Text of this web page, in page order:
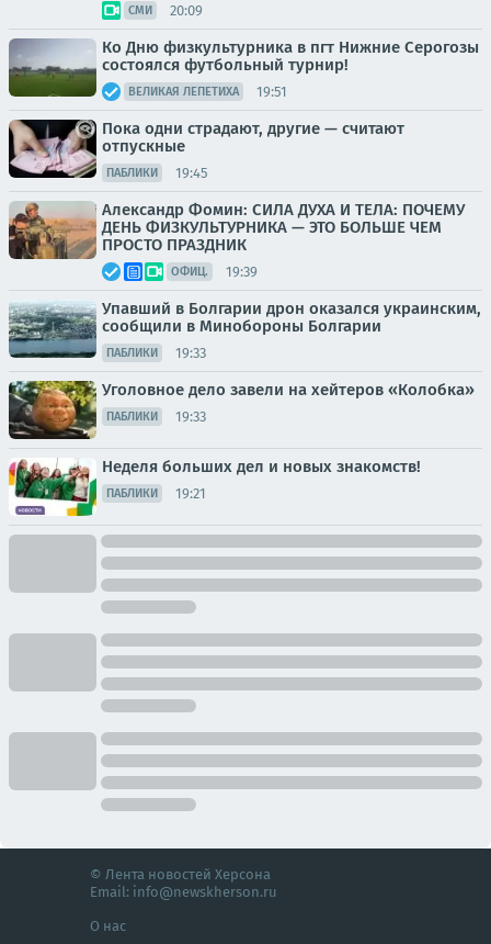
СМИ 20:09
Ко Дню физкультурника в пгт Нижние Серогозы
состоялся футбольный турнир!
ВЕЛИКАЯ ЛЕПЕТИХА 19:51
Пока одни страдают, другие — считают
отпускные
ПАБЛИКИ 19:45
Александр Фомин: СИЛА ДУХА И ТЕЛА: ПОЧЕМУ
ДЕНЬ ФИЗКУЛЬТУРНИКА — ЭТО БОЛЬШЕ ЧЕМ
ПРОСТО ПРАЗДНИК
ОФИЦ. 19:39
Упавший в Болгарии дрон оказался украинским,
сообщили в Минобороны Болгарии
ПАБЛИКИ 19:33
Уголовное дело завели на хейтеров «Колобка»
ПАБЛИКИ 19:33
Неделя больших дел и новых знакомств!
ПАБЛИКИ 19:21
© Лента новостей Херсона
Email: info@newskherson.ru
О нас